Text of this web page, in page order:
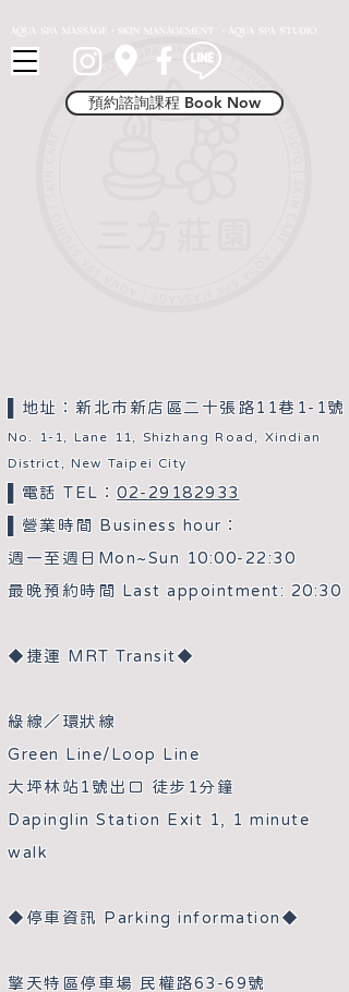
預約諮詢課程 Book Now
▌地址：新北市新店區二十張路11巷1-1號​
No. 1-1, Lane 11, Shizhang Road, Xindian
District, New Taipei City​
▌電話 TEL： 02-29182933
▌營業時間 Business hour：
週一至週日Mon~Sun 10:00-22:30
最晚預約時間 Last appointment: 20:30
◆捷運 MRT Transit◆
綠線／環狀線
Green Line/Loop Line
大坪林站1號出口 徒步1分鐘
Dapinglin Station Exit 1, 1 minute
walk
◆停車資訊 Parking information◆
擎天特區停車場 民權路63-69號